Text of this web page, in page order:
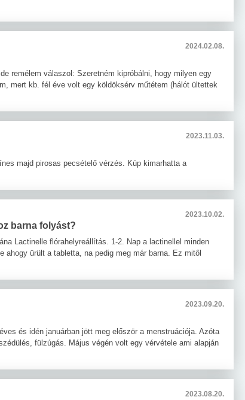
2024.02.08.
remélem válaszol: Szeretném kipróbálni, hogy milyen egy
mert kb. fél éve volt egy köldöksérv műtétem (hálót ültettek
2023.11.03.
majd pirosas pecsételő vérzés. Kúp kimarhatta a
2023.10.02.
barna folyást?
Lactinelle flórahelyreállítás. 1-2. Nap a lactinellel minden
ürült a tabletta, na pedig meg már barna. Ez mitől
2023.09.20.
és idén januárban jött meg először a menstruációja. Azóta
fülzúgás. Május végén volt egy vérvétele ami alapján
2023.08.20.